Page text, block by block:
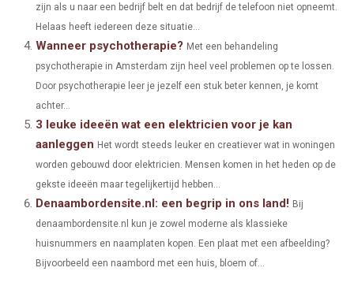
R
)
T
zijn als u naar een bedrijf belt en dat bedrijf de telefoon niet opneemt.
Helaas heeft iedereen deze situatie...
Wanneer psychotherapie? Met een behandeling
psychotherapie in Amsterdam zijn heel veel problemen op te lossen.
Door psychotherapie leer je jezelf een stuk beter kennen, je komt
achter...
3 leuke ideeën wat een elektricien voor je kan
aanleggen Het wordt steeds leuker en creatiever wat in woningen
worden gebouwd door elektricien. Mensen komen in het heden op de
gekste ideeën maar tegelijkertijd hebben...
Denaambordensite.nl: een begrip in ons land! Bij
denaambordensite.nl kun je zowel moderne als klassieke
huisnummers en naamplaten kopen. Een plaat met een afbeelding?
Bijvoorbeeld een naambord met een huis, bloem of...